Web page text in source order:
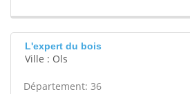
L'expert du bois
Ville : Ols
Département: 36